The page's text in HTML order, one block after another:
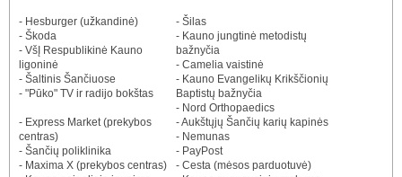
- Hesburger (užkandinė)
- Škoda
- VšĮ Respublikinė Kauno
ligoninė
- Šaltinis Šančiuose
- "Pūko" TV ir radijo bokštas
- Šilas
- Kauno jungtinė metodistų
bažnyčia
- Camelia vaistinė
- Kauno Evangelikų Krikščionių
Baptistų bažnyčia
- Nord Orthopaedics
- Express Market (prekybos
centras)
- Šančių poliklinika
- Maxima X (prekybos centras)
- Aukštųjų Šančių karių kapinės
- Nemunas
- PayPost
- Cesta (mėsos parduotuvė)